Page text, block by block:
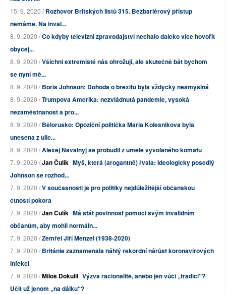
15. 9. 2020 /Rozhovor Britských listů 315. Bezbariérový přístup
nemáme. Na inval...
8. 9. 2020 /Co kdyby televizní zpravodajství nechalo daleko více hovořit
obyčej...
8. 9. 2020 /Všichni extremisté nás ohrožují, ale skutečně bát bychom
se nyní mě...
8. 9. 2020 /Boris Johnson: Dohoda o brexitu byla vždycky nesmyslná
8. 9. 2020 /Trumpova Amerika: nezvládnutá pandemie, vysoká
nezaměstnanost a pro...
8. 9. 2020 /Bělorusko: Opoziční politička Maria Kolesnikova byla
unesena z ulic...
8. 9. 2020 /Alexej Navalnyj se probudil z uměle vyvolaného komatu
7. 9. 2020 /Jan Čulík Myš, která (arogantně) řvala: Ideologicky posedlý
Johnson se rozhod...
7. 9. 2020 /V současnosti je pro politiky nejdůležitější občanskou
ctností pokora
7. 9. 2020 /Jan Čulík Má stát povinnost pomoci svým invalidním
občanům, aby mohli normáln...
7. 9. 2020 /Zemřel Jiří Menzel (1938-2020)
7. 9. 2020 /Británie zaznamenala náhlý rekordní nárůst koronavirových
infekcí
7. 9. 2020 /Miloš Dokulil Výzva racionalitě, anebo jen vůči „tradici“?
Učit už jenom „na dálku“?